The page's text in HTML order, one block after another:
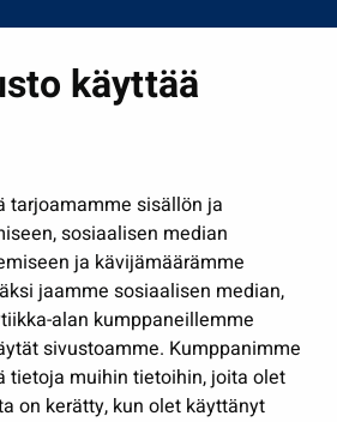
käyttää
tarjoamamme sisällön ja
sosiaalisen median
ja kävijämäärämme
jaamme sosiaalisen median,
alan kumppaneillemme
sivustoamme. Kumppanimme
tietoja muihin tietoihin, joita olet
on kerätty, kun olet käyttänyt